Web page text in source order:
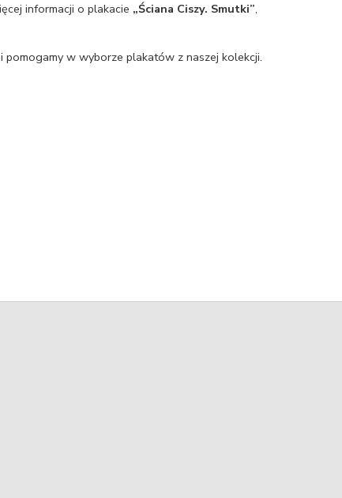
informacji o plakacie „Ściana Ciszy. Smutki”,
pomogamy w wyborze plakatów z naszej kolekcji.